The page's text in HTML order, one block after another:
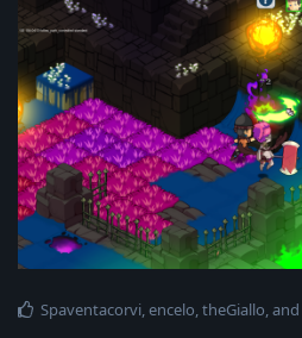
Spaventacorvi,encelo,theGiallo, and